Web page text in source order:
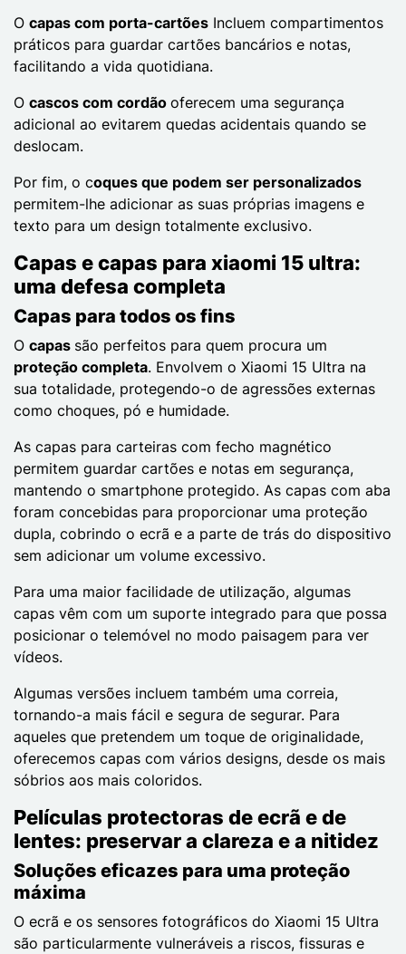
O capas com porta-cartões Incluem compartimentos
práticos para guardar cartões bancários e notas,
facilitando a vida quotidiana.
O cascos com cordão oferecem uma segurança
adicional ao evitarem quedas acidentais quando se
deslocam.
Por fim, o coques que podem ser personalizados
permitem-lhe adicionar as suas próprias imagens e
texto para um design totalmente exclusivo.
Capas e capas para xiaomi 15 ultra:
uma defesa completa
Capas para todos os fins
O capas são perfeitos para quem procura um
proteção completa. Envolvem o Xiaomi 15 Ultra na
sua totalidade, protegendo-o de agressões externas
como choques, pó e humidade.
As capas para carteiras com fecho magnético
permitem guardar cartões e notas em segurança,
mantendo o smartphone protegido. As capas com aba
foram concebidas para proporcionar uma proteção
dupla, cobrindo o ecrã e a parte de trás do dispositivo
sem adicionar um volume excessivo.
Para uma maior facilidade de utilização, algumas
capas vêm com um suporte integrado para que possa
posicionar o telemóvel no modo paisagem para ver
vídeos.
Algumas versões incluem também uma correia,
tornando-a mais fácil e segura de segurar. Para
aqueles que pretendem um toque de originalidade,
oferecemos capas com vários designs, desde os mais
sóbrios aos mais coloridos.
Películas protectoras de ecrã e de
lentes: preservar a clareza e a nitidez
Soluções eficazes para uma proteção
máxima
O ecrã e os sensores fotográficos do Xiaomi 15 Ultra
são particularmente vulneráveis a riscos, fissuras e